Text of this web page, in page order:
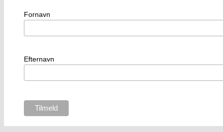
Fornavn
Efternavn